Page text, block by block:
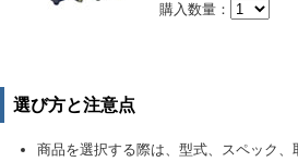
購入数量：
選び方と注意点
商品を選択する際は、型式、スペック